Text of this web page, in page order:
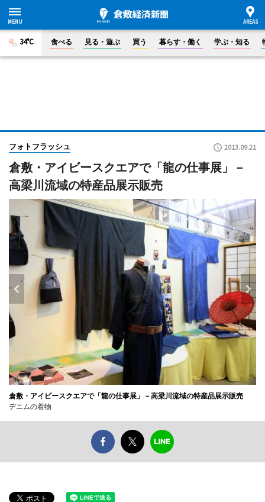
34°C 食べる 見る・遊ぶ 買う 暮らす・働く 学ぶ・知る
フォトフラッシュ 2013.09.21
倉敷・アイビースクエアで「龍の仕事展」－
高梁川流域の特産品展示販売
倉敷・アイビースクエアで「龍の仕事展」－高梁川流域の特産品展示販売
デニムの着物